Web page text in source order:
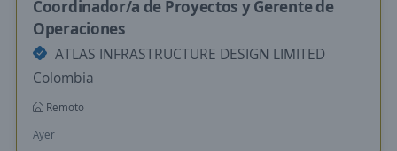
Coordinador/a de Proyectos y Gerente de
Operaciones
ATLAS INFRASTRUCTURE DESIGN LIMITED
Colombia
Remoto
Ayer